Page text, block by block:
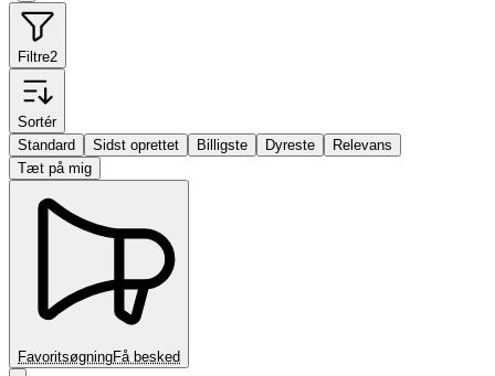
Filtre2
Sortér
Standard
Sidst oprettet Billigste Dyreste
Relevans
Tæt på mig
FavoritsøgningFå besked